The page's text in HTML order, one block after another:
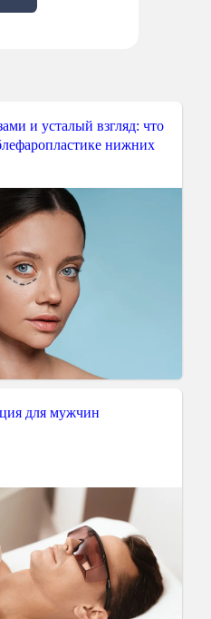
и усталый взгляд: что
нижних
для мужчин